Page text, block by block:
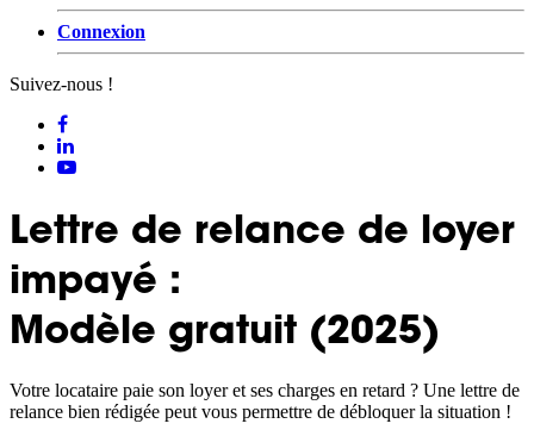
Connexion
Suivez-nous !
Lettre de relance de loyer
impayé :
Modèle gratuit (2025)
Votre locataire paie son loyer et ses charges en retard ? Une lettre de
relance bien rédigée peut vous permettre de débloquer la situation !